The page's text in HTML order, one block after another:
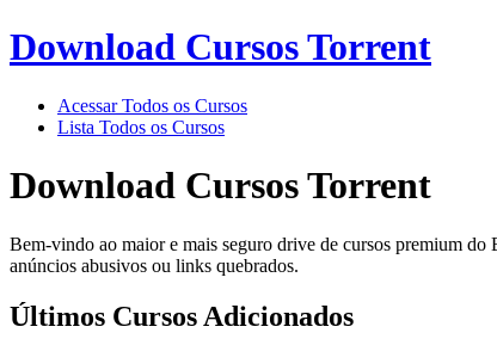
Download Cursos Torrent
Acessar Todos os Cursos
Lista Todos os Cursos
Download Cursos Torrent
Bem-vindo ao maior e mais seguro drive de cursos premium do
anúncios abusivos ou links quebrados.
Últimos Cursos Adicionados